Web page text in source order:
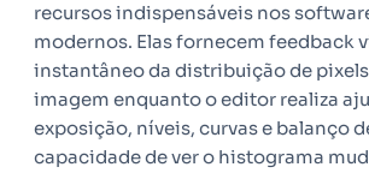
recursos indispensáveis nos
modernos. Elas fornecem feedback
instantâneo da distribuição de pixels
imagem enquanto o editor realiza
exposição, níveis, curvas e balanço
capacidade de ver o histograma